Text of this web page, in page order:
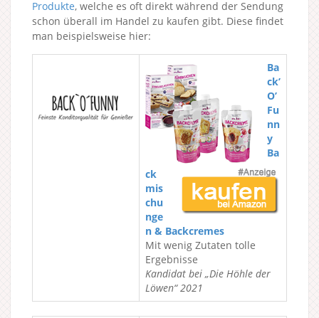
Produkte, welche es oft direkt während der Sendung
schon überall im Handel zu kaufen gibt. Diese findet
man beispielsweise hier:
Ba
ck’
O’
Fu
nn
y
Ba
ck
mis
chu
nge
n & Backcremes
Mit wenig Zutaten tolle
Ergebnisse
Kandidat bei „Die Höhle der
Löwen“ 2021